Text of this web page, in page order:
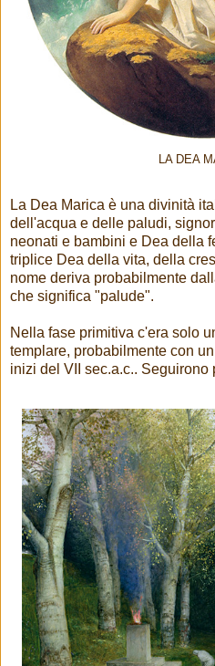
LA DEA
La Dea Marica è una divinità
dell'acqua e delle paludi,
neonati e bambini e Dea della
triplice Dea della vita, della
nome deriva probabilmente
che significa "palude".
Nella fase primitiva c'era solo
templare, probabilmente con
inizi del VII sec.a.c.. Seguirono